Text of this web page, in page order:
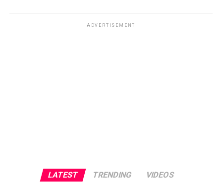
ADVERTISEMENT
LATEST TRENDING VIDEOS